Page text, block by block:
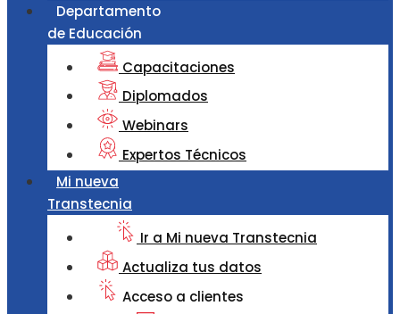
Departamento
de Educación
Capacitaciones
Diplomados
Webinars
Expertos Técnicos
Mi nueva
Transtecnia
Ir a Mi nueva Transtecnia
Actualiza tus datos
Acceso a clientes